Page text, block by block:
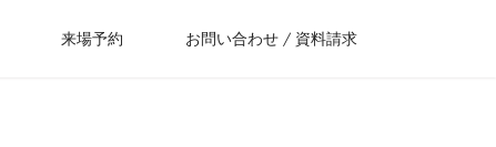
来場予約 お問い合わせ / 資料請求